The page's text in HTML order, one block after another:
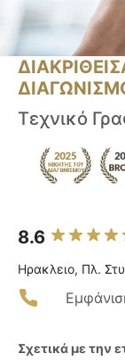
Τεχνικό
8.6
Ηρακλειο, Πλ.
Σχετικά με την